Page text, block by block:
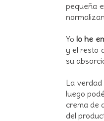
pequeña
Yolo he
y el resto
su
La
luego
crema de
del